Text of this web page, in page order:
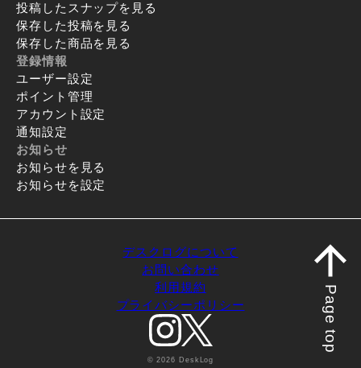
投稿したスナップを見る
保存した投稿を見る
保存した商品を見る
登録情報
ユーザー設定
ポイント管理
アカウント設定
通知設定
お知らせ
お知らせを見る
お知らせを設定
デスクログについて
お問い合わせ
利用規約
プライバシーポリシー
© 2026 DeskLog
Page top